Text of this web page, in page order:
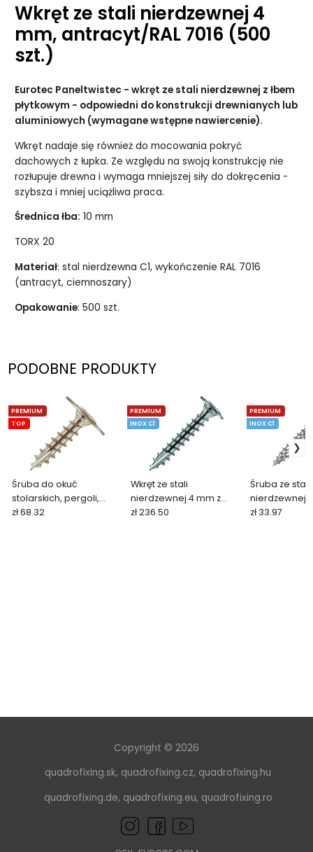
Wkręt ze stali nierdzewnej 4
mm, antracyt/RAL 7016 (500
szt.)
Eurotec Paneltwistec - wkręt ze stali nierdzewnej z łbem
płytkowym - odpowiedni do konstrukcji drewnianych lub
aluminiowych (wymagane wstępne nawiercenie).
Wkręt nadaje się również do mocowania pokryć
dachowych z łupka. Ze względu na swoją konstrukcję nie
rozłupuje drewna i wymaga mniejszej siły do dokręcenia -
szybsza i mniej uciążliwa praca.
Średnica łba: 10 mm
TORX 20
Materiał: stal nierdzewna C1, wykończenie RAL 7016
(antracyt, ciemnoszary)
Opakowanie: 500 szt.
PODOBNE PRODUKTY
Śruba do okuć
stolarskich, pergoli,
ogrodzeń (50/100 szt.)
PREMIUM
TOP
zł 68.32
Wkręt ze stali
nierdzewnej 4 mm z
łbem talerzykowym
PREMIUM
INOX C1
zł 236.50
Śruba ze stali
nierdzewnej
łbem
PREMIUM
INOX C1
zł 33.97
Copyright © 2026
quadrofixing.sk, quadrofixing.cz, quadrofixing.hu
quadrofixing.de, quadrofixing.eu, quadrofixing.ro